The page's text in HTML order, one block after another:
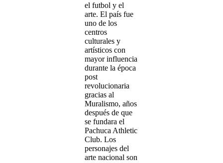
el futbol y el
arte. El país fue
uno de los
centros
culturales y
artísticos con
mayor influencia
durante la época
post
revolucionaria
gracias al
Muralismo, años
después de que
se fundara el
Pachuca Athletic
Club. Los
personajes del
arte nacional son